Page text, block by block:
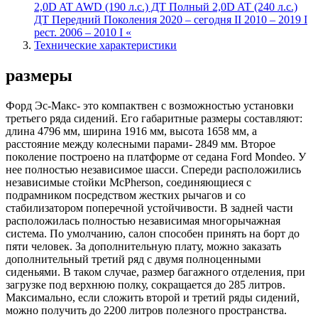
2,0D AT AWD (190 л.с.) ДТ Полный 2,0D AT (240 л.с.)
ДТ Передний Поколения 2020 – сегодня II 2010 – 2019 I
рест. 2006 – 2010 I «
Технические характеристики
размеры
Форд Эс-Макс- это компактвен с возможностью установки
третьего ряда сидений. Его габаритные размеры составляют:
длина 4796 мм, ширина 1916 мм, высота 1658 мм, а
расстояние между колесными парами- 2849 мм. Второе
поколение построено на платформе от седана Ford Mondeo. У
нее полностью независимое шасси. Спереди расположились
независимые стойки McPherson, соединяющиеся с
подрамником посредством жестких рычагов и со
стабилизатором поперечной устойчивости. В задней части
расположилась полностью независимая многорычажная
система. По умолчанию, салон способен принять на борт до
пяти человек. За дополнительную плату, можно заказать
дополнительный третий ряд с двумя полноценными
сиденьями. В таком случае, размер багажного отделения, при
загрузке под верхнюю полку, сокращается до 285 литров.
Максимально, если сложить второй и третий ряды сидений,
можно получить до 2200 литров полезного пространства.